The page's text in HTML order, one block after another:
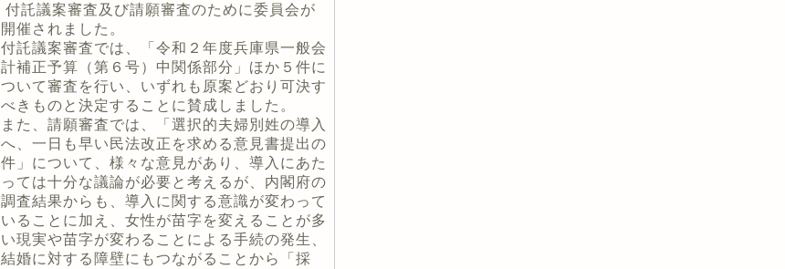
付託議案審査及び請願審査のために委員会が
開催されました。
付託議案審査では、「令和２年度兵庫県一般会
計補正予算（第６号）中関係部分」ほか５件に
ついて審査を行い、いずれも原案どおり可決す
べきものと決定することに賛成しました。
また、請願審査では、「選択的夫婦別姓の導入
へ、一日も早い民法改正を求める意見書提出の
件」について、様々な意見があり、導入にあた
っては十分な議論が必要と考えるが、内閣府の
調査結果からも、導入に関する意識が変わって
いることに加え、女性が苗字を変えることが多
い現実や苗字が変わることによる手続の発生、
結婚に対する障壁にもつながることから「採